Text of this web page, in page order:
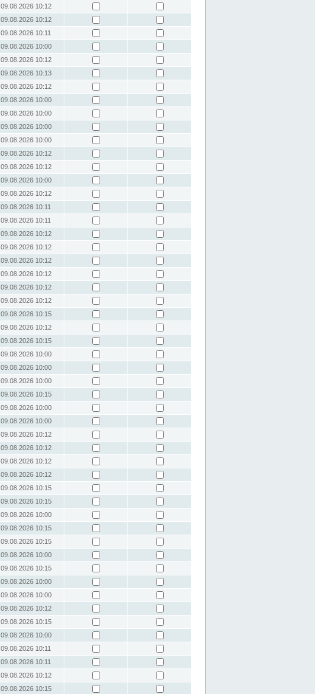
09.08.2026 10:12
09.08.2026 10:12
09.08.2026 10:11
09.08.2026 10:00
09.08.2026 10:12
09.08.2026 10:13
09.08.2026 10:12
09.08.2026 10:00
09.08.2026 10:00
09.08.2026 10:00
09.08.2026 10:00
09.08.2026 10:12
09.08.2026 10:12
09.08.2026 10:00
09.08.2026 10:12
09.08.2026 10:11
09.08.2026 10:11
09.08.2026 10:12
09.08.2026 10:12
09.08.2026 10:12
09.08.2026 10:12
09.08.2026 10:12
09.08.2026 10:12
09.08.2026 10:15
09.08.2026 10:12
09.08.2026 10:15
09.08.2026 10:00
09.08.2026 10:00
09.08.2026 10:00
09.08.2026 10:15
09.08.2026 10:00
09.08.2026 10:00
09.08.2026 10:12
09.08.2026 10:12
09.08.2026 10:12
09.08.2026 10:12
09.08.2026 10:15
09.08.2026 10:15
09.08.2026 10:00
09.08.2026 10:15
09.08.2026 10:15
09.08.2026 10:00
09.08.2026 10:15
09.08.2026 10:00
09.08.2026 10:00
09.08.2026 10:12
09.08.2026 10:15
09.08.2026 10:00
09.08.2026 10:11
09.08.2026 10:11
09.08.2026 10:12
09.08.2026 10:15